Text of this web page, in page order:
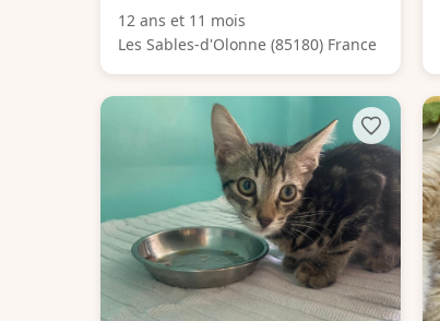
12 ans et 11 mois
Les Sables-d'Olonne (85180) France